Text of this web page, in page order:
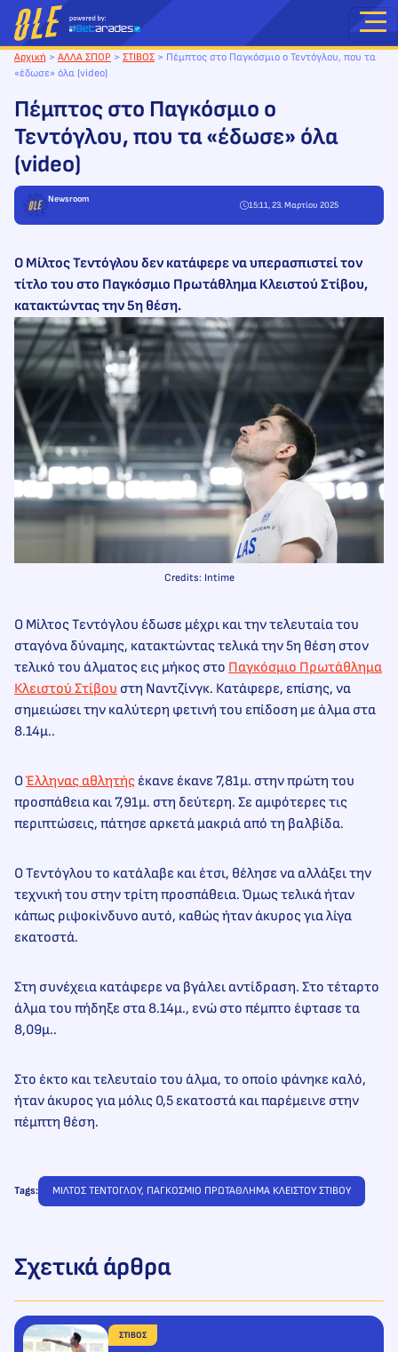
Μετάβαση
στο
περιεχόμενο
Αρχική > ΑΛΛΑ ΣΠΟΡ > ΣΤΙΒΟΣ > Πέμπτος στο Παγκόσμιο ο Τεντόγλου, που τα
«έδωσε» όλα (video)
Πέμπτος στο Παγκόσμιο ο
Τεντόγλου, που τα «έδωσε» όλα
(video)
Newsroom
15:11, 23. Μαρτίου 2025
Ο Μίλτος Τεντόγλου δεν κατάφερε να υπερασπιστεί τον
τίτλο του στο Παγκόσμιο Πρωτάθλημα Κλειστού Στίβου,
κατακτώντας την 5η θέση.
Credits: Intime
Ο Μίλτος Τεντόγλου έδωσε μέχρι και την τελευταία του
σταγόνα δύναμης, κατακτώντας τελικά την 5η θέση στον
τελικό του άλματος εις μήκος στο Παγκόσμιο Πρωτάθλημα
Κλειστού Στίβου στη Ναντζίνγκ. Κατάφερε, επίσης, να
σημειώσει την καλύτερη φετινή του επίδοση με άλμα στα
8.14μ..
ΟΈλληνας αθλητής έκανε έκανε 7,81μ. στην πρώτη του
προσπάθεια και 7,91μ. στη δεύτερη. Σε αμφότερες τις
περιπτώσεις, πάτησε αρκετά μακριά από τη βαλβίδα.
Ο Τεντόγλου το κατάλαβε και έτσι, θέλησε να αλλάξει την
τεχνική του στην τρίτη προσπάθεια. Όμως τελικά ήταν
κάπως ριψοκίνδυνο αυτό, καθώς ήταν άκυρος για λίγα
εκατοστά.
Στη συνέχεια κατάφερε να βγάλει αντίδραση. Στο τέταρτο
άλμα του πήδηξε στα 8.14μ., ενώ στο πέμπτο έφτασε τα
8,09μ..
Στο έκτο και τελευταίο του άλμα, το οποίο φάνηκε καλό,
ήταν άκυρος για μόλις 0,5 εκατοστά και παρέμεινε στην
πέμπτη θέση.
Tags: ΜΙΛΤΟΣ ΤΕΝΤΟΓΛΟΥ, ΠΑΓΚΟΣΜΙΟ ΠΡΩΤΑΘΛΗΜΑ ΚΛΕΙΣΤΟΥ ΣΤΙΒΟΥ
Σχετικά άρθρα
ΣΤΙΒΟΣ